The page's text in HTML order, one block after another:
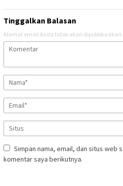
Tinggalkan Balasan
Alamat email Anda tidak akan dipublikasikan.
Simpan nama, email, dan situs web
komentar saya berikutnya.